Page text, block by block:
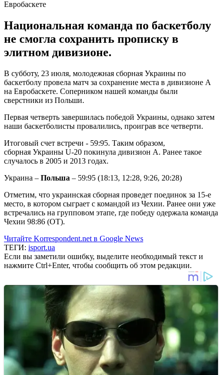
Национальная команда по баскетболу
не смогла сохранить прописку в
элитном дивизионе.
В субботу, 23 июля, молодежная сборная Украины по
баскетболу провела матч за сохранение места в дивизионе А
на Евробаскете. Соперником нашей команды были
сверстники из Польши.
Первая четверть завершилась победой Украины, однако затем
наши баскетболисты провалились, проиграв все четверти.
Итоговый счет встречи - 59:95. Таким образом,
сборная Украины U-20 покинула дивизион А. Ранее такое
случалось в 2005 и 2013 годах.
Украина – Польша – 59:95 (18:13, 12:28, 9:26, 20:28)
Отметим, что украинская сборная проведет поединок за 15-е
место, в котором сыграет с командой из Чехии. Ранее они уже
встречались на групповом этапе, где победу одержала команда
Чехии 98:86 (ОТ).
Читайте Korrespondent.net в Google News
ТЕГИ: isport.ua
Если вы заметили ошибку, выделите необходимый текст и
нажмите Ctrl+Enter, чтобы сообщить об этом редакции.